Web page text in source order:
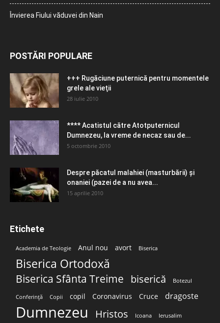
Învierea Fiului văduvei din Nain
POSTĂRI POPULARE
+++ Rugăciune puternică pentru momentele
grele ale vieţii
28 iulie 2010
**** Acatistul către Atotputernicul
Dumnezeu, la vreme de necaz sau de...
5 octombrie 2010
Despre păcatul malahiei (masturbării) şi
onaniei (pazei de a nu avea...
15 aprilie 2010
Etichete
Academia de Teologie Anul nou avort Biserica
Biserica Ortodoxă
Biserica Sfânta Treime biserică Botezul
Conferință Copii copil Coronavirus Cruce dragoste
Dumnezeu Hristos Icoana Ierusalim